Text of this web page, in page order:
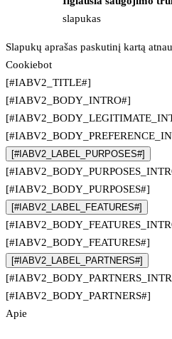
slapukas
Slapukų aprašas paskutinį kartą
Cookiebot
[#IABV2_TITLE#]
[#IABV2_BODY_INTRO#]
[#IABV2_LABEL_PURPOSES#]
[#IABV2_BODY_PURPOSES#]
[#IABV2_LABEL_FEATURES#]
[#IABV2_BODY_FEATURES#]
[#IABV2_LABEL_PARTNERS#]
[#IABV2_BODY_PARTNERS#]
Apie